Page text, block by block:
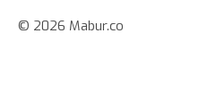
© 2026 Mabur.co